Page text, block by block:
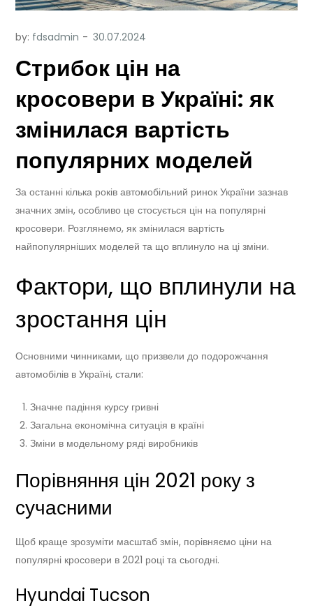
by: fdsadmin
Стрибок цін на
кросовери в Україні: як
змінилася вартість
популярних моделей
За останні кілька років автомобільний ринок України зазнав
значних змін, особливо це стосується цін на популярні
кросовери. Розглянемо, як змінилася вартість
найпопулярніших моделей та що вплинуло на ці зміни.
Фактори, що вплинули на
зростання цін
Основними чинниками, що призвели до подорожчання
автомобілів в Україні, стали:
Значне падіння курсу гривні
Загальна економічна ситуація в країні
Зміни в модельному ряді виробників
Порівняння цін 2021 року з
сучасними
Щоб краще зрозуміти масштаб змін, порівняємо ціни на
популярні кросовери в 2021 році та сьогодні.
Hyundai Tucson